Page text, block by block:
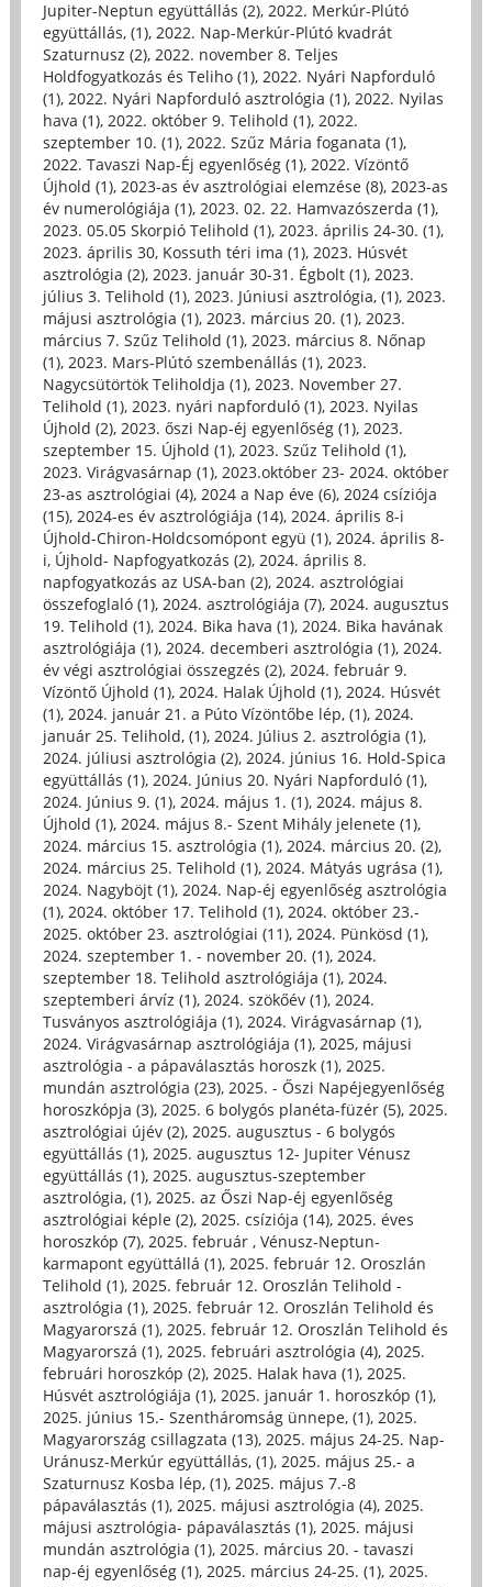
Jupiter-Neptun együttállás (2), 2022. Merkúr-Plútó
együttállás, (1), 2022. Nap-Merkúr-Plútó kvadrát
Szaturnusz (2), 2022. november 8. Teljes
Holdfogyatkozás és Teliho (1), 2022. Nyári Napforduló
(1), 2022. Nyári Napforduló asztrológia (1), 2022. Nyilas
hava (1), 2022. október 9. Telihold (1), 2022.
szeptember 10. (1), 2022. Szűz Mária foganata (1),
2022. Tavaszi Nap-Éj egyenlőség (1), 2022. Vízöntő
Újhold (1), 2023-as év asztrológiai elemzése (8), 2023-as
év numerológiája (1), 2023. 02. 22. Hamvazószerda (1),
2023. 05.05 Skorpió Telihold (1), 2023. április 24-30. (1),
2023. április 30, Kossuth téri ima (1), 2023. Húsvét
asztrológia (2), 2023. január 30-31. Égbolt (1), 2023.
július 3. Telihold (1), 2023. Júniusi asztrológia, (1), 2023.
májusi asztrológia (1), 2023. március 20. (1), 2023.
március 7. Szűz Telihold (1), 2023. március 8. Nőnap
(1), 2023. Mars-Plútó szembenállás (1), 2023.
Nagycsütörtök Teliholdja (1), 2023. November 27.
Telihold (1), 2023. nyári napforduló (1), 2023. Nyilas
Újhold (2), 2023. őszi Nap-éj egyenlőség (1), 2023.
szeptember 15. Újhold (1), 2023. Szűz Telihold (1),
2023. Virágvasárnap (1), 2023.október 23- 2024. október
23-as asztrológiai (4), 2024 a Nap éve (6), 2024 csíziója
(15), 2024-es év asztrológiája (14), 2024. április 8-i
Újhold-Chiron-Holdcsomópont együ (1), 2024. április 8-
i, Újhold- Napfogyatkozás (2), 2024. április 8.
napfogyatkozás az USA-ban (2), 2024. asztrológiai
összefoglaló (1), 2024. asztrológiája (7), 2024. augusztus
19. Telihold (1), 2024. Bika hava (1), 2024. Bika havának
asztrológiája (1), 2024. decemberi asztrológia (1), 2024.
év végi asztrológiai összegzés (2), 2024. február 9.
Vízöntő Újhold (1), 2024. Halak Újhold (1), 2024. Húsvét
(1), 2024. január 21. a Púto Vízöntőbe lép, (1), 2024.
január 25. Telihold, (1), 2024. Július 2. asztrológia (1),
2024. júliusi asztrológia (2), 2024. június 16. Hold-Spica
együttállás (1), 2024. Június 20. Nyári Napforduló (1),
2024. Június 9. (1), 2024. május 1. (1), 2024. május 8.
Újhold (1), 2024. május 8.- Szent Mihály jelenete (1),
2024. március 15. asztrológia (1), 2024. március 20. (2),
2024. március 25. Telihold (1), 2024. Mátyás ugrása (1),
2024. Nagyböjt (1), 2024. Nap-éj egyenlőség asztrológia
(1), 2024. október 17. Telihold (1), 2024. október 23.-
2025. október 23. asztrológiai (11), 2024. Pünkösd (1),
2024. szeptember 1. - november 20. (1), 2024.
szeptember 18. Telihold asztrológiája (1), 2024.
szeptemberi árvíz (1), 2024. szökőév (1), 2024.
Tusványos asztrológiája (1), 2024. Virágvasárnap (1),
2024. Virágvasárnap asztrológiája (1), 2025, májusi
asztrológia - a pápaválasztás horoszk (1), 2025.
mundán asztrológia (23), 2025. - Őszi Napéjegyenlőség
horoszkópja (3), 2025. 6 bolygós planéta-füzér (5), 2025.
asztrológiai újév (2), 2025. augusztus - 6 bolygós
együttállás (1), 2025. augusztus 12- Jupiter Vénusz
együttállás (1), 2025. augusztus-szeptember
asztrológia, (1), 2025. az Őszi Nap-éj egyenlőség
asztrológiai képle (2), 2025. csíziója (14), 2025. éves
horoszkóp (7), 2025. február , Vénusz-Neptun-
karmapont együttállá (1), 2025. február 12. Oroszlán
Telihold (1), 2025. február 12. Oroszlán Telihold -
asztrológia (1), 2025. február 12. Oroszlán Telihold és
Magyarorszá (1), 2025. február 12. Oroszlán Telihold és
Magyarorszá (1), 2025. februári asztrológia (4), 2025.
februári horoszkóp (2), 2025. Halak hava (1), 2025.
Húsvét asztrológiája (1), 2025. január 1. horoszkóp (1),
2025. június 15.- Szentháromság ünnepe, (1), 2025.
Magyarország csillagzata (13), 2025. május 24-25. Nap-
Uránusz-Merkúr együttállás, (1), 2025. május 25.- a
Szaturnusz Kosba lép, (1), 2025. május 7.-8
pápaválasztás (1), 2025. májusi asztrológia (4), 2025.
májusi asztrológia- pápaválasztás (1), 2025. májusi
mundán asztrológia (1), 2025. március 20. - tavaszi
nap-éj egyenlőség (1), 2025. március 24-25. (1), 2025.